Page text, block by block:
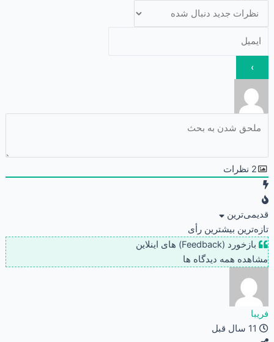
2 نظرات
قدیمی‌ترین
تازه‌ترین بیشترین رأی
بازخورد (Feedback) های اینلاین
مشاهده همه دیدگاه ها
فريبا
11 سال قبل